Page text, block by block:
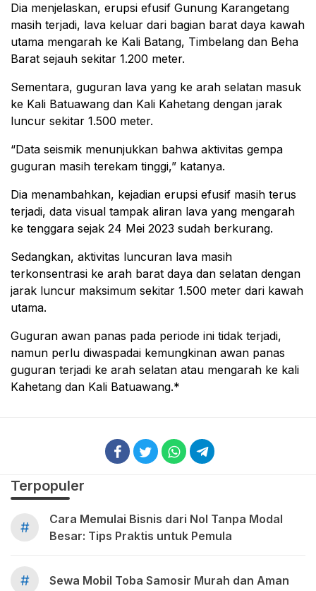
Dia menjelaskan, erupsi efusif Gunung Karangetang
masih terjadi, lava keluar dari bagian barat daya kawah
utama mengarah ke Kali Batang, Timbelang dan Beha
Barat sejauh sekitar 1.200 meter.
Sementara, guguran lava yang ke arah selatan masuk
ke Kali Batuawang dan Kali Kahetang dengan jarak
luncur sekitar 1.500 meter.
“Data seismik menunjukkan bahwa aktivitas gempa
guguran masih terekam tinggi,” katanya.
Dia menambahkan, kejadian erupsi efusif masih terus
terjadi, data visual tampak aliran lava yang mengarah
ke tenggara sejak 24 Mei 2023 sudah berkurang.
Sedangkan, aktivitas luncuran lava masih
terkonsentrasi ke arah barat daya dan selatan dengan
jarak luncur maksimum sekitar 1.500 meter dari kawah
utama.
Guguran awan panas pada periode ini tidak terjadi,
namun perlu diwaspadai kemungkinan awan panas
guguran terjadi ke arah selatan atau mengarah ke kali
Kahetang dan Kali Batuawang.*
Terpopuler
#
Cara Memulai Bisnis dari Nol Tanpa Modal
Besar: Tips Praktis untuk Pemula
# Sewa Mobil Toba Samosir Murah dan Aman